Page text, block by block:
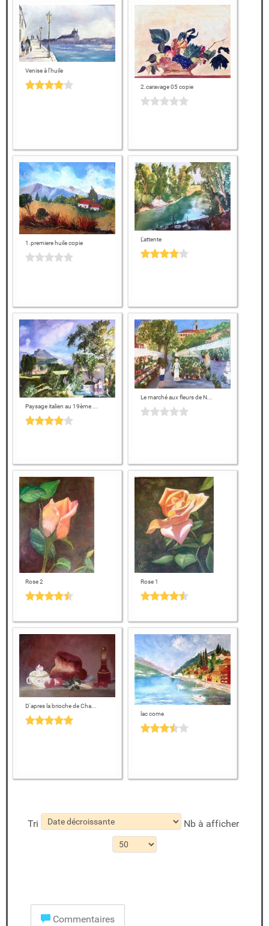
Venise à l'huile
2.caravage 05 copie
1.premiere huile copie
L'attente
Paysage italien au 19ème ...
Le marché aux fleurs de N...
Rose 2 Rose 1
D'apres la brioche de Cha...
lac come
Tri Nb à afficher
Commentaires